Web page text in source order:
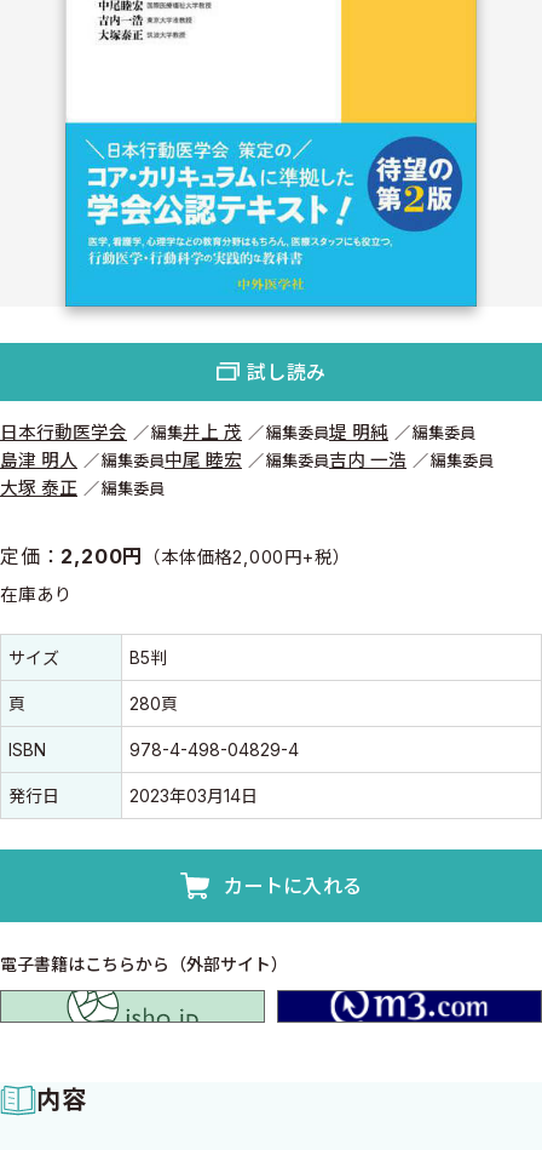
日本行動医学会 編集井上 茂 編集委員堤 明純 編集委員
島津 明人 編集委員中尾 睦宏 編集委員吉内 一浩 編集委員
大塚 泰正 編集委員
定価： 2,200円 （本体価格2,000円+税）
在庫あり
書誌情報
書誌情報
サイズ B5判
頁 280頁
ISBN 978-4-498-04829-4
発行日 2023年03月14日
カートに入れる
電子書籍はこちらから（外部サイト）
試し読み
内容